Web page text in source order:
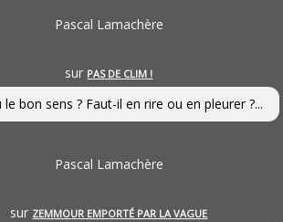
Pascal Lamachère
sur PAS DE CLIM !
le bon sens ? Faut-il en rire ou en pleurer ?...
Pascal Lamachère
sur ZEMMOUR EMPORTÉ PAR LA VAGUE